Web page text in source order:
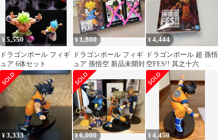
¥5,550
ドラゴンボール フィギ
ュア 6体セット
¥1,800
ドラゴンボール フィギ
ュア 孫悟空 新品未開封
¥4,444
ドラゴンボール 超 孫悟
空FES!! 其之十六 フ
ィギュア
¥3,333 ¥6,000 ¥4,450